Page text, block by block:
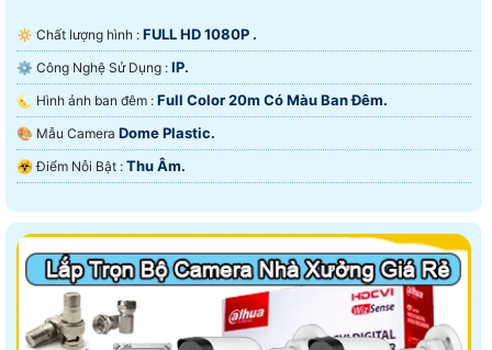
🔅 Chất lượng hình : FULL HD 1080P .
⚙ Công Nghệ Sử Dụng : IP.
🌜 Hình ảnh ban đêm : Full Color 20m Có Màu Ban Ðêm.
🎨 Mẫu Camera Dome Plastic.
️☣️ Điểm Nỗi Bật : Thu Âm.